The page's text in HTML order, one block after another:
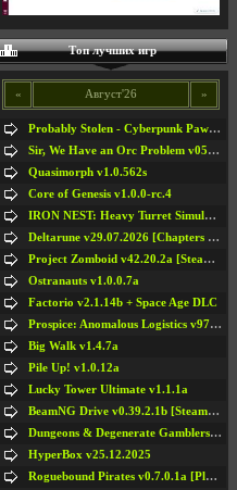
Топ лучших игр
« Август'26 »
Probably Stolen - Cyberpunk Pawnshop Simulator v048c [Playtest]
Sir, We Have an Orc Problem v05.08.2026
Quasimorph v1.0.562s
Core of Genesis v1.0.0-rc.4
IRON NEST: Heavy Turret Simulator v1.0a
Deltarune v29.07.2026 [Chapters 1-5] / + RUS [Chapters 1-5]
Project Zomboid v42.20.2a [Steam Early Access]
Ostranauts v1.0.0.7a
Factorio v2.1.14b + Space Age DLC
Prospice: Anomalous Logistics v97 [Playtest]
Big Walk v1.4.7a
Pile Up! v1.0.12a
Lucky Tower Ultimate v1.1.1a
BeamNG Drive v0.39.2.1b [Steam Early Access]
Dungeons & Degenerate Gamblers v2.0.2a
HyperBox v25.12.2025
Roguebound Pirates v0.7.0.1a [Playtest]